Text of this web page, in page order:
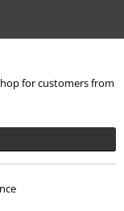
for customers from